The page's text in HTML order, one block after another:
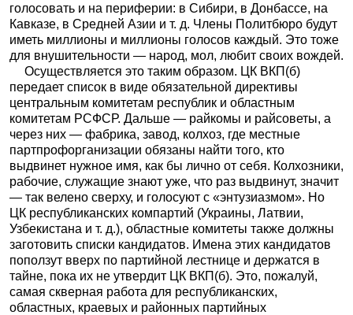
голосовать и на периферии: в Сибири, в Донбассе, на
Кавказе, в Средней Азии и т. д. Члены Политбюро будут
иметь миллионы и миллионы голосов каждый. Это тоже
для внушительности — народ, мол, любит своих вождей.
Осуществляется это таким образом. ЦК ВКП(б)
передает список в виде обязательной директивы
центральным комитетам республик и областным
комитетам РСФСР. Дальше — райкомы и райсоветы, а
через них — фабрика, завод, колхоз, где местные
партпрофорганизации обязаны найти того, кто
выдвинет нужное имя, как бы лично от себя. Колхозники,
рабочие, служащие знают уже, что раз выдвинут, значит
— так велено сверху, и голосуют с «энтузиазмом». Но
ЦК республиканских компартий (Украины, Латвии,
Узбекистана и т. д.), областные комитеты также должны
заготовить списки кандидатов. Имена этих кандидатов
поползут вверх по партийной лестнице и держатся в
тайне, пока их не утвердит ЦК ВКП(б). Это, пожалуй,
самая скверная работа для республиканских,
областных, краевых и районных партийных